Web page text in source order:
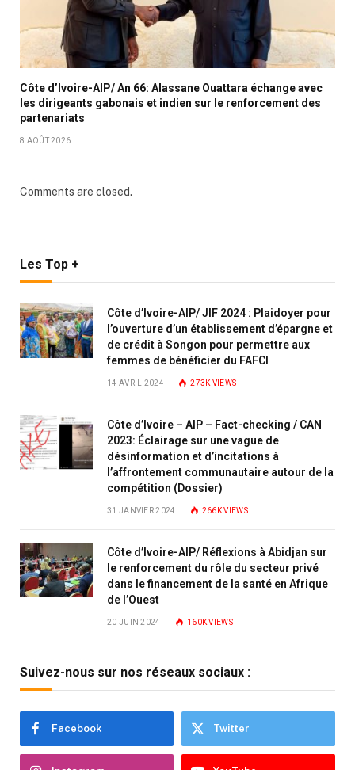
Côte d’Ivoire-AIP/ An 66: Alassane Ouattara échange avec
les dirigeants gabonais et indien sur le renforcement des
partenariats
8 AOÛT 2026
Comments are closed.
Les Top +
Côte d’Ivoire-AIP/ JIF 2024 : Plaidoyer pour
l’ouverture d’un établissement d’épargne et
de crédit à Songon pour permettre aux
femmes de bénéficier du FAFCI
14 AVRIL 2024 273K VIEWS
Côte d’Ivoire – AIP – Fact-checking / CAN
2023: Éclairage sur une vague de
désinformation et d’incitations à
l’affrontement communautaire autour de la
compétition (Dossier)
31 JANVIER 2024 266KVIEWS
Côte d’Ivoire-AIP/ Réflexions à Abidjan sur
le renforcement du rôle du secteur privé
dans le financement de la santé en Afrique
de l’Ouest
20 JUIN 2024 160KVIEWS
Suivez-nous sur nos réseaux sociaux :
Facebook Twitter